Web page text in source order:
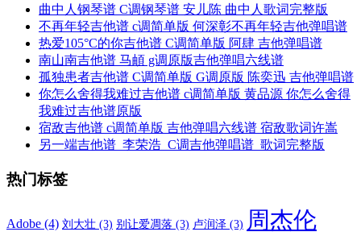
曲中人钢琴谱 C调钢琴谱 安儿陈 曲中人歌词完整版
不再年轻吉他谱 c调简单版 何深彰不再年轻吉他弹唱谱
热爱105°C的你吉他谱 C调简单版 阿肆 吉他弹唱谱
南山南吉他谱 马頔 g调原版吉他弹唱六线谱
孤独患者吉他谱 C调简单版 G调原版 陈奕迅 吉他弹唱谱
你怎么舍得我难过吉他谱 c调简单版 黄品源 你怎么舍得
我难过吉他谱原版
宿敌吉他谱 c调简单版 吉他弹唱六线谱 宿敌歌词许嵩
另一端吉他谱_李荣浩_C调吉他弹唱谱_歌词完整版
热门标签
Adobe (4) 刘大壮 (3) 别让爱凋落 (3) 卢润泽 (3) 周杰伦